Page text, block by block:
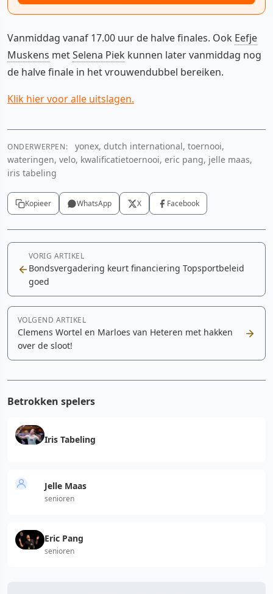
Vanmiddag vanaf 17.00 uur de halve finales. Ook Eefje
Muskens metSelena Piek kunnen later vanmiddag nog
de halve finale in het vrouwendubbel bereiken.
Klik hier voor alle uitslagen.
ONDERWERPEN:
yonex, dutch international, toernooi,
wateringen, velo, kwalificatietoernooi, eric pang, jelle maas,
iris tabeling
Kopieer WhatsApp X Facebook
VORIG ARTIKEL
Bondsvergadering keurt financiering Topsportbeleid
goed
VOLGEND ARTIKEL
Clemens Wortel en Marloes van Heteren met hakken
over de sloot!
Betrokken spelers
Iris Tabeling
Jelle Maas
senioren
Eric Pang
senioren